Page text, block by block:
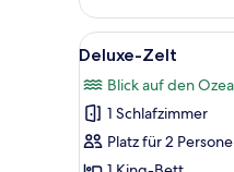
View
Tent"
(4)
Alle
Fotos
für
Deluxe-
Zelt
6
Deluxe-Zelt
Blick auf den
1 Schlafzimmer
Platz für 2